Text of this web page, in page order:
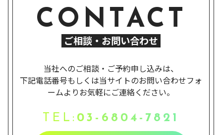
CONTACT
ご相談・お問い合わせ
当社へのご相談・ご予約申し込みは、
下記電話番号もしくは当サイトのお問い合わせフォ
ームよりお気軽にご連絡ください。
TEL: 03-6804-7821